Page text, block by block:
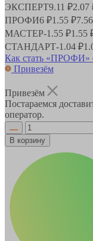
ЭКСПЕРТ9.11 ₽2.07
ПРОФИ6 ₽1.55 ₽
МАСТЕР-1.55 ₽1.55
СТАНДАРТ-1.04 ₽
Как стать «ПРОФИ»
Привезём
Привезём
Постараемся
оператор.
В корзину